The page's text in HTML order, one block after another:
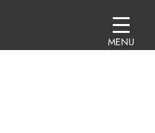
MENU